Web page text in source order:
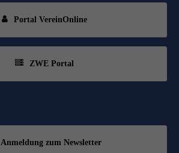
Portal VereinOnline
ZWE Portal
Anmeldung zum Newsletter